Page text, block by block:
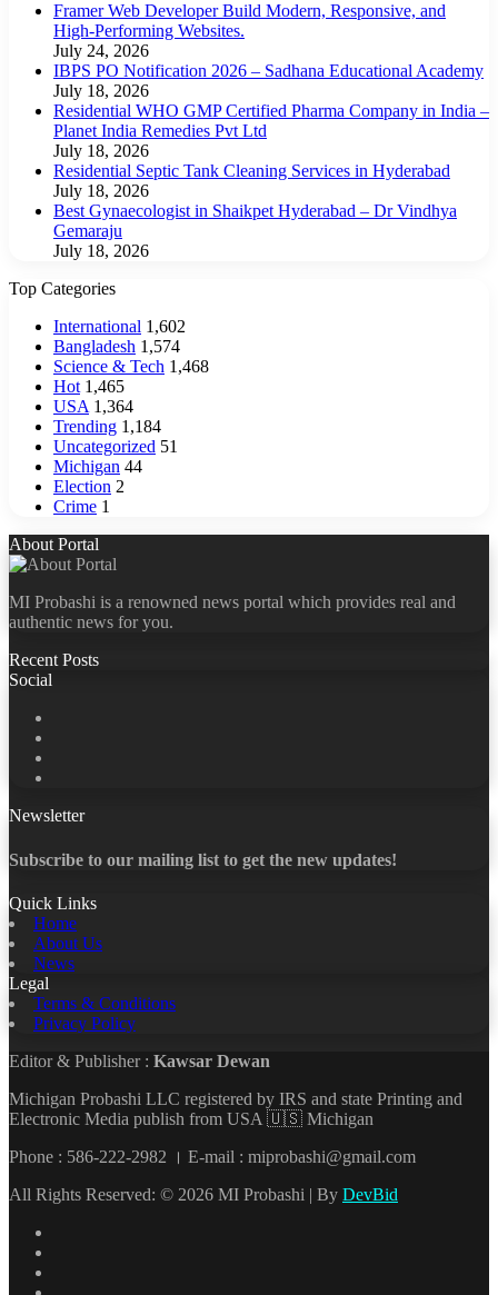
Framer Web Developer Build Modern, Responsive, and
High-Performing Websites.
July 24, 2026
IBPS PO Notification 2026 – Sadhana Educational Academy
July 18, 2026
Residential WHO GMP Certified Pharma Company in India –
Planet India Remedies Pvt Ltd
July 18, 2026
Residential Septic Tank Cleaning Services in Hyderabad
July 18, 2026
Best Gynaecologist in Shaikpet Hyderabad – Dr Vindhya
Gemaraju
July 18, 2026
Top Categories
International 1,602
Bangladesh 1,574
Science & Tech 1,468
Hot 1,465
USA 1,364
Trending 1,184
Uncategorized 51
Michigan 44
Election 2
Crime 1
About Portal
MI Probashi is a renowned news portal which provides real and
authentic news for you.
Recent Posts
Social
Newsletter
Subscribe to our mailing list to get the new updates!
Quick Links
Home
About Us
News
Legal
Terms & Conditions
Privacy Policy
Editor & Publisher : Kawsar Dewan
Michigan Probashi LLC registered by IRS and state Printing and
Electronic Media publish from USA 🇺🇸 Michigan
Phone : 586-222-2982 । E-mail : miprobashi@gmail.com
All Rights Reserved: © 2026 MI Probashi | By DevBid